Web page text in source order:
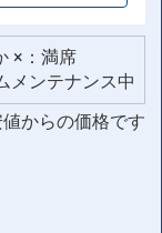
×：満席
メンテナンス中
からの価格です